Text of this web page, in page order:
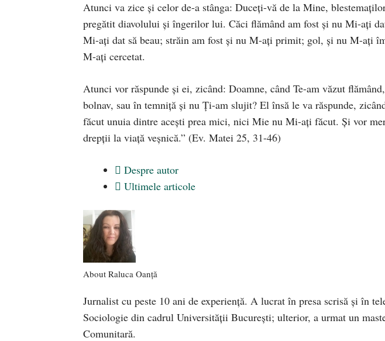
Atunci va zice și celor de-a stânga: Duceți-vă de la Mine,
pregătit diavolului și îngerilor lui. Căci flămând am fost și nu Mi-ați
Mi-ați dat să beau; străin am fost și nu M-ați primit; gol, și nu M-ați
M-ați cercetat.
Atunci vor răspunde și ei, zicând: Doamne, când Te-am văzut
bolnav, sau în temniță și nu Ți-am slujit? El însă le va răspunde,
făcut unuia dintre acești prea mici, nici Mie nu Mi-ați făcut. Și vor
drepții la viață veșnică.” (Ev. Matei 25, 31-46)
Despre autor
Ultimele articole
About Raluca Oanță
Jurnalist cu peste 10 ani de experiență. A lucrat în presa scrisă și în
Sociologie din cadrul Universității București; ulterior, a urmat un
Comunitară.